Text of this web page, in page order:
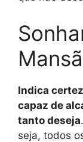
Indica
capaz de
tanto deseja
seja, todos